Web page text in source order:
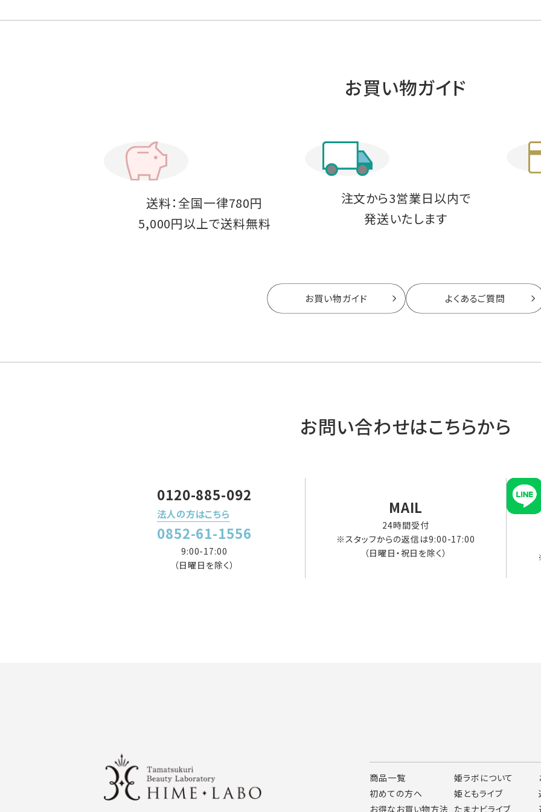
お買い物ガイド
送料：全国一律780円
5,000円以上で送料無料
注文から3営業日以内で
発送いたします
お買い物ガイド よくあるご質問
お問い合わせはこちらから
0120-885-092
法人の方はこちら
0852-61-1556
9:00-17:00
（日曜日を除く）
MAIL
24時間受付
※スタッフからの返信は9:00-17:00
（日曜日・祝日を除く）
商品一覧
初めての方へ
お得なお買い物方法
姫ラボについて
姫ともライブ
たまナビライブ